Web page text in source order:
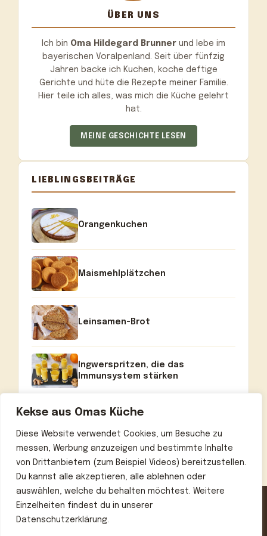
Kekse aus Omas Küche
Diese Website verwendet Cookies, um Besuche zu
messen, Werbung anzuzeigen und bestimmte Inhalte
von Drittanbietern (zum Beispiel Videos) bereitzustellen.
Du kannst alle akzeptieren, alle ablehnen oder
auswählen, welche du behalten möchtest. Weitere
Einzelheiten findest du in unserer
Datenschutzerklärung.
ÜBER UNS
Ich bin Oma Hildegard Brunner und lebe im
bayerischen Voralpenland. Seit über fünfzig
Jahren backe ich Kuchen, koche deftige
Gerichte und hüte die Rezepte meiner Familie.
Hier teile ich alles, was mich die Küche gelehrt
hat.
MEINE GESCHICHTE LESEN
LIEBLINGSBEITRÄGE
Orangenkuchen
Maismehlplätzchen
Leinsamen-Brot
Ingwerspritzen, die das
Immunsystem stärken